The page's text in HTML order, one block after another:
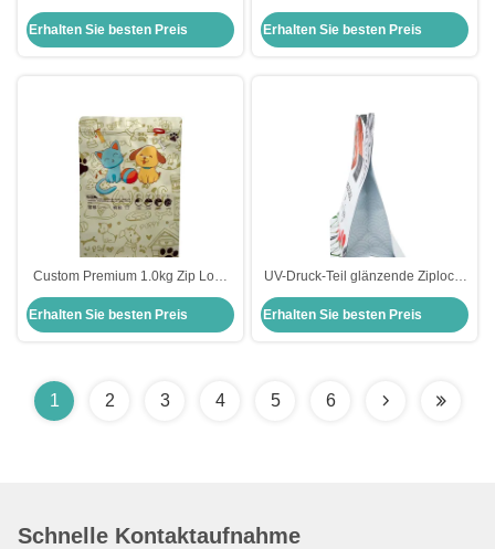
Hundeprodukt
Lebensmittelverpackungstüten
Stehen Flachunterseite Gusset
Erhalten Sie besten Preis
stehende flache Unterseite Gusset
3lb 5lb 10lb Katzenmüll
Verpackungstüten mit klarem
Erhalten Sie besten Preis
Custom Premium 1.0kg Zip Lock
Haustier Hund Haustier Katze
Essen Quad Siegel Flachboden
Tasche Lagerung Verpackung
Erhalten Sie besten Preis
UV-Druck-Teil glänzende Ziplock-
Flachbodenbeutel für
Lebensmittelverpackungen
Erhalten Sie besten Preis
1 2 3 4 5 6
Schnelle Kontaktaufnahme